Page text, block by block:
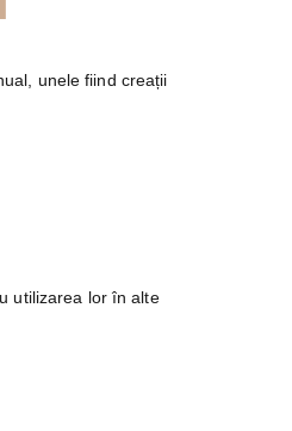
unele fiind creații
utilizarea lor în alte